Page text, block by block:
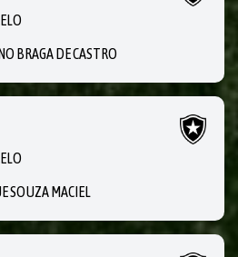
BRAGA DE CASTRO
SOUZA MACIEL